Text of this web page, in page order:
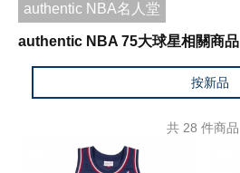
authentic NBA名人堂
authentic NBA 75大球星相關商品
按新品
共 28 件商品